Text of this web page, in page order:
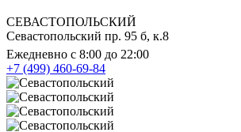
СЕВАСТОПОЛЬСКИЙ
Севастопольский пр. 95 б, к.8
Ежедневно с 8:00 до 22:00
+7 (499) 460-69-84